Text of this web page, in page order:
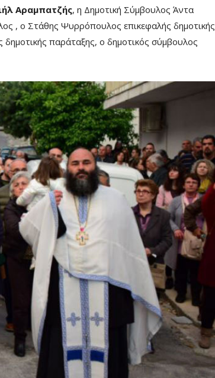
Αραμπατζής, η Δημοτική Σύμβουλος Άντα
, ο Στάθης Ψυρρόπουλος επικεφαλής δημοτικής
παράταξης, ο δημοτικός σύμβουλος